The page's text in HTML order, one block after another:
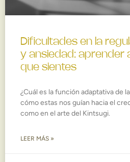
Dificultades en la
y ansiedad: aprender
que sientes
¿Cuál es la función adaptativa de
cómo estas nos guían hacia el
como en el arte del Kintsugi.
LEER MÁS »